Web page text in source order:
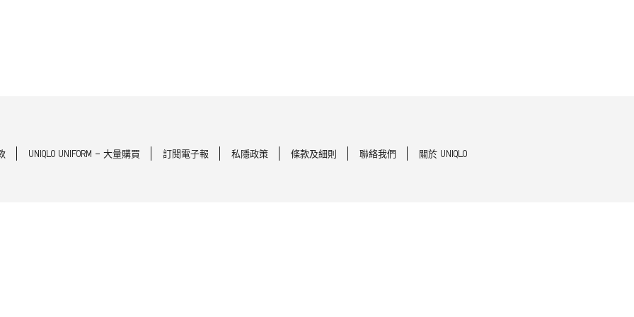
UNIQLO UNIFORM - 大量購買 訂閱電子報 私隱政策 條款及細則 聯絡我們 關於 UNIQLO